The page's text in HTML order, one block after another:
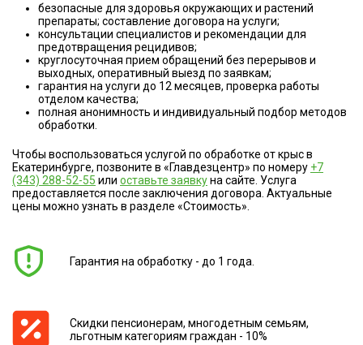
безопасные для здоровья окружающих и растений
препараты; составление договора на услуги;
консультации специалистов и рекомендации для
предотвращения рецидивов;
круглосуточная прием обращений без перерывов и
выходных, оперативный выезд по заявкам;
гарантия на услуги до 12 месяцев, проверка работы
отделом качества;
полная анонимность и индивидуальный подбор методов
обработки.
Чтобы воспользоваться услугой по обработке от крыс в
Екатеринбурге, позвоните в «Главдезцентр» по номеру +7
(343) 288-52-55 или оставьте заявкуна сайте. Услуга
предоставляется после заключения договора. Актуальные
цены можно узнать в разделе «Стоимость».
Гарантия на обработку - до 1 года.
Скидки пенсионерам, многодетным семьям,
льготным категориям граждан - 10%